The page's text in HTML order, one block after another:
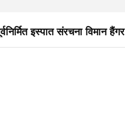
इस्पात संरचना विमान हैंगर